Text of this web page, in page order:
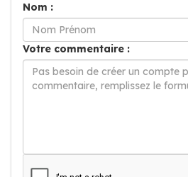
Nom :
Votre commentaire :